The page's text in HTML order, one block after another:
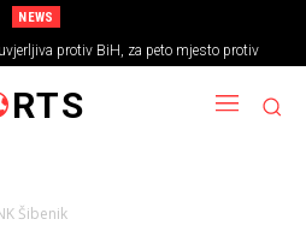
NEWS
protiv BiH, za peto mjesto protiv
Rumunjske
RTS
Šibenik